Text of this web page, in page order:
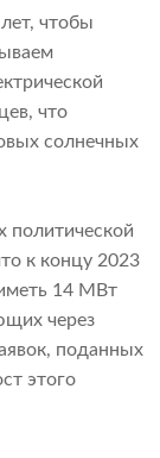
чтобы
что
солнечных
политической
к концу 2023
14 МВт
через
поданных
этого